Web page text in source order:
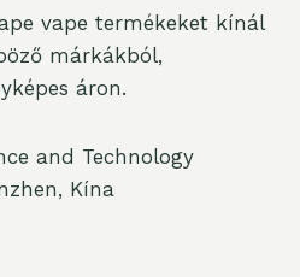
vape termékeket kínál
márkákból,
áron.
and Technology
Kína